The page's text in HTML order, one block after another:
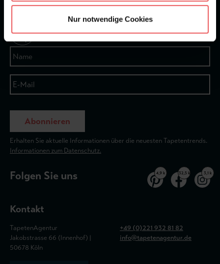
Nur notwendige Cookies
Bei 1245 Bewertungen
Abonnieren
Erhalten Sie aktuelle Informationen über die neuesten Tapetentrends.
Informationen zum Datenschutz.
Folgen Sie uns 4,9 k 32,5 k 3,1 k
Kontakt
TapetenAgentur
Jakobstrasse 66 (Innenhof) |
50678 Köln
+49 (0)221 932 81 82
info@tapetenagentur.de